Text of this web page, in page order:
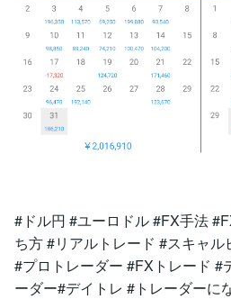
#ドル円 #ユーロドル #FX手法
ち方 #リアルトレード #スキャ
#プロトレーダー #FXトレード #
ーダー#デイトレ #トレーダーに